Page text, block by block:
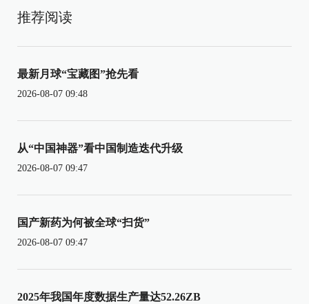
推荐阅读
最新月球“宝藏图”抢先看
2026-08-07 09:48
从“中国神器”看中国制造迭代升级
2026-08-07 09:47
国产新药为何被全球“扫货”
2026-08-07 09:47
2025年我国年度数据生产量达52.26ZB